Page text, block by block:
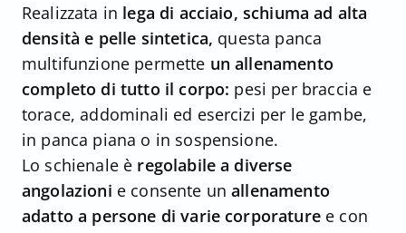
Realizzata in lega di acciaio, schiuma ad alta
densità e pelle sintetica, questa panca
multifunzione permette un allenamento
completo di tutto il corpo: pesi per braccia e
torace, addominali ed esercizi per le gambe,
in panca piana o in sospensione.
Lo schienale è regolabile a diverse
angolazioni e consente unallenamento
adatto a persone di varie corporature e con